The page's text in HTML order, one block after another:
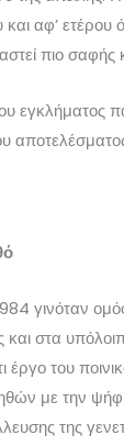
αφ’
πιο σαφής
εγκλήματος
γινόταν
στα
έργο του
με την
της